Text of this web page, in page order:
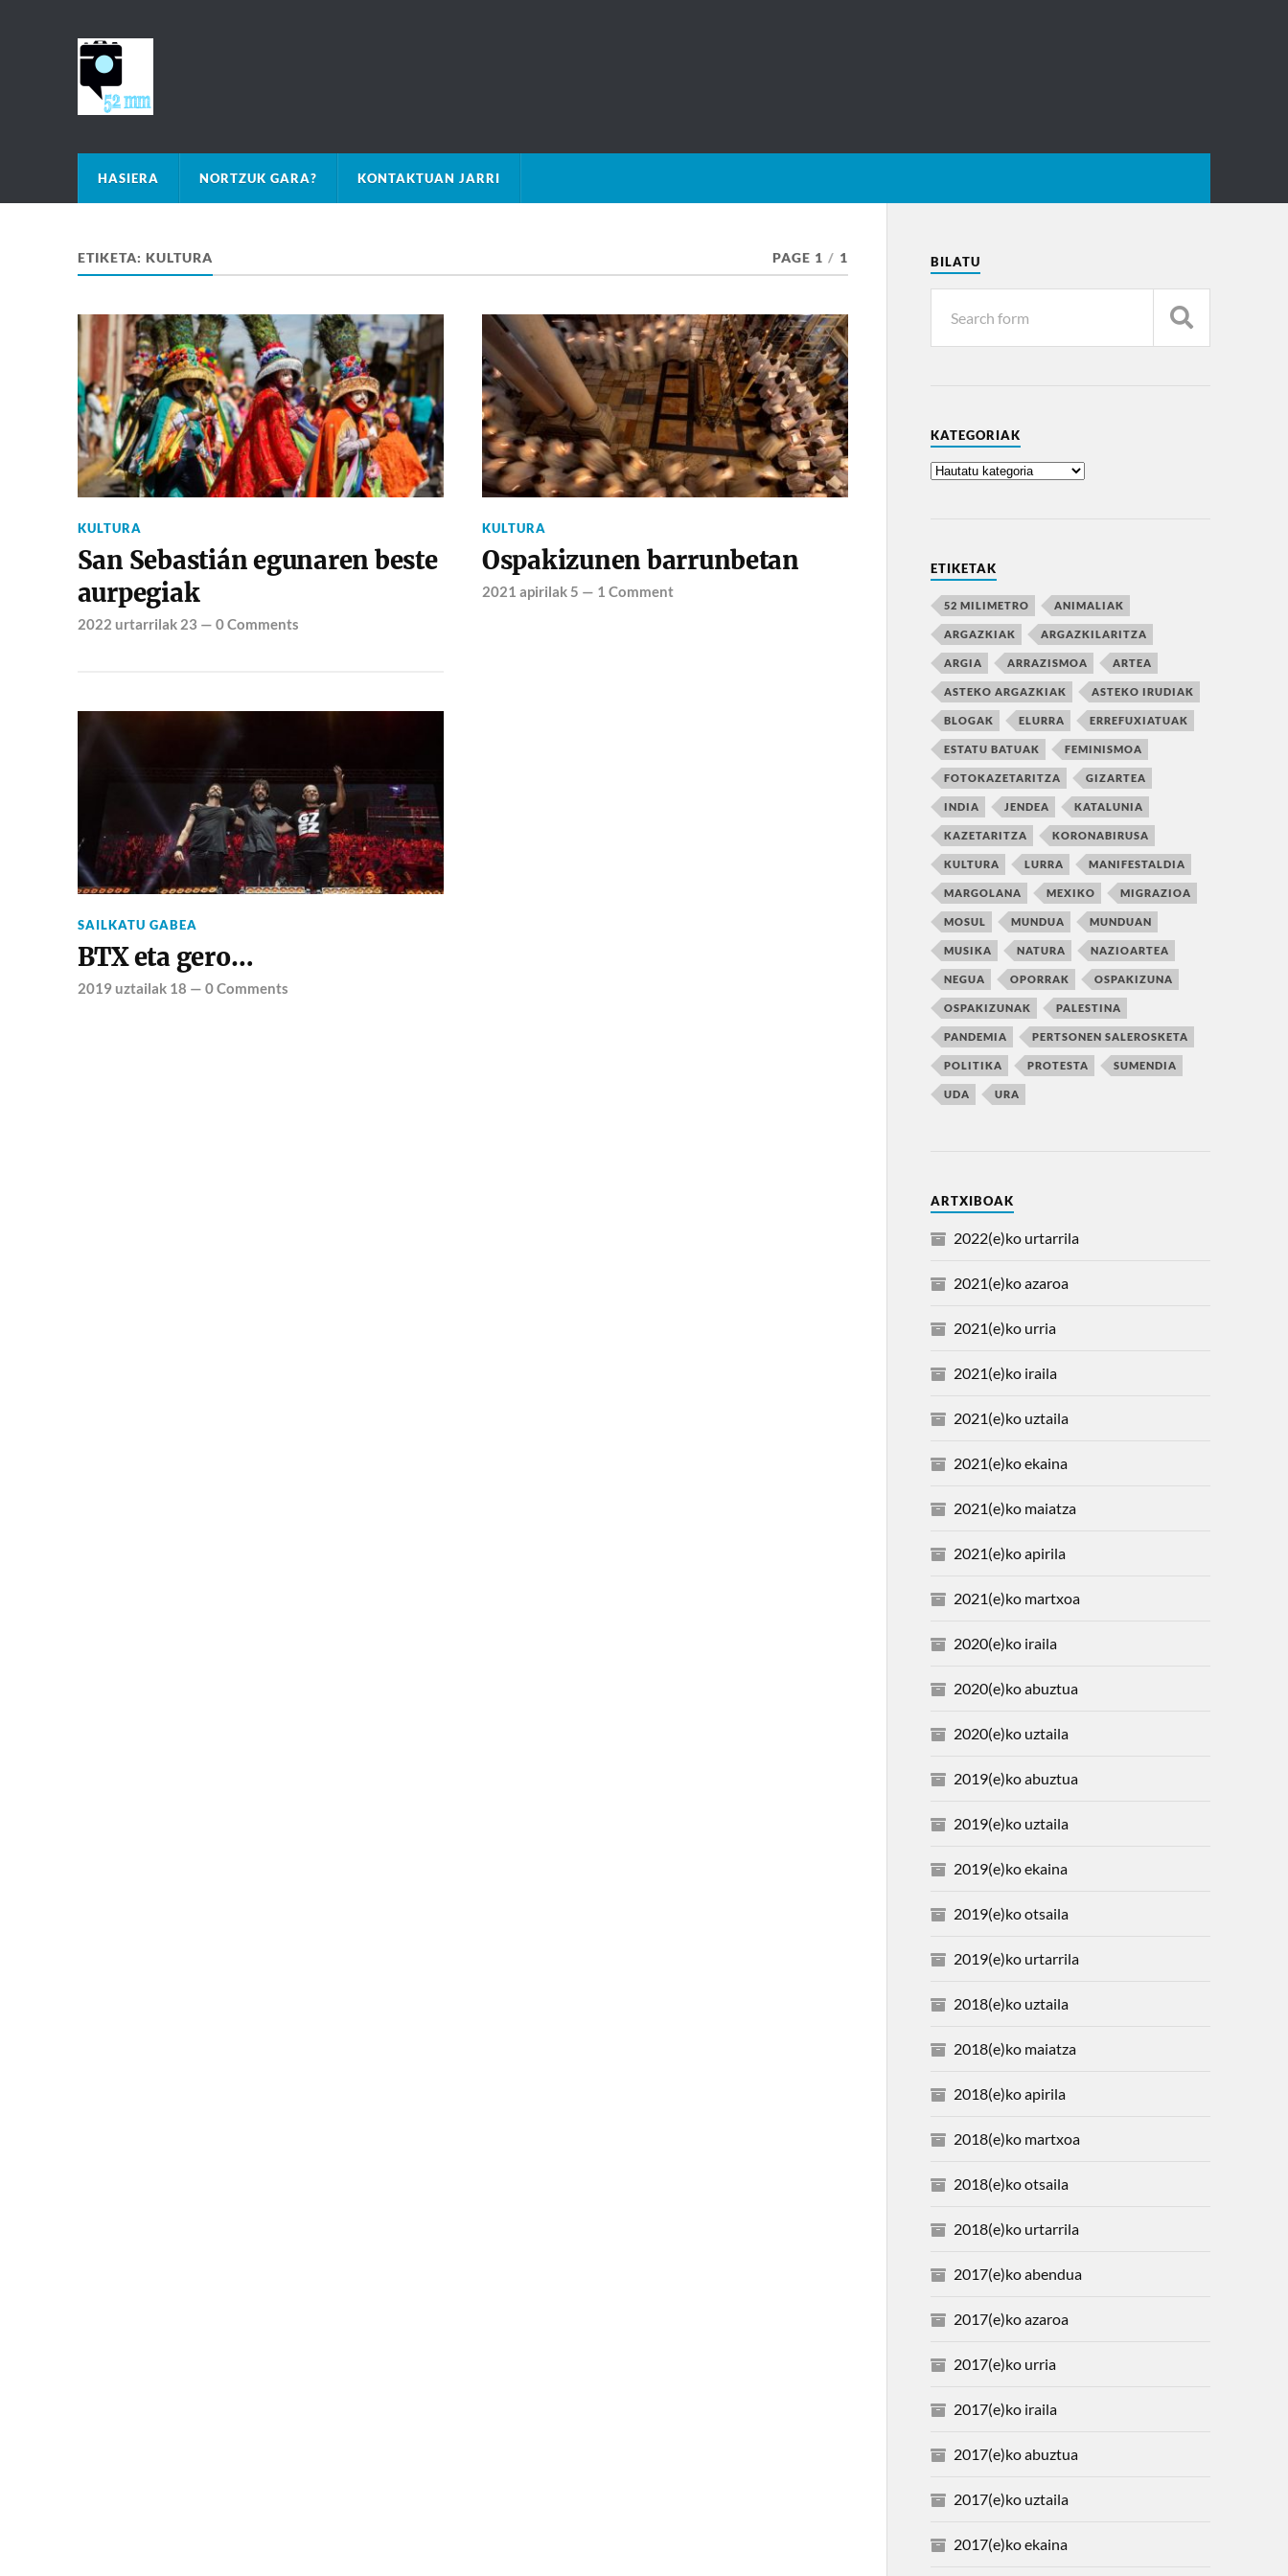
HASIERA NORTZUK GARA? KONTAKTUAN JARRI
ETIKETA: KULTURA PAGE 1 / 1
KULTURA
San Sebastián egunaren beste
aurpegiak
2022 urtarrilak 23 — 0 Comments
KULTURA
Ospakizunen barrunbetan
2021 apirilak 5 — 1 Comment
SAILKATU GABEA
BTX eta gero…
2019 uztailak 18 — 0 Comments
BILATU
KATEGORIAK
ETIKETAK
52 MILIMETRO ANIMALIAK
ARGAZKIAK ARGAZKILARITZA
ARGIA ARRAZISMOA ARTEA
ASTEKO ARGAZKIAK ASTEKO IRUDIAK
BLOGAK ELURRA ERREFUXIATUAK
ESTATU BATUAK FEMINISMOA
FOTOKAZETARITZA GIZARTEA
INDIA JENDEA KATALUNIA
KAZETARITZA KORONABIRUSA
KULTURA LURRA MANIFESTALDIA
MARGOLANA MEXIKO MIGRAZIOA
MOSUL MUNDUA MUNDUAN
MUSIKA NATURA NAZIOARTEA
NEGUA OPORRAK OSPAKIZUNA
OSPAKIZUNAK PALESTINA
PANDEMIA PERTSONEN SALEROSKETA
POLITIKA PROTESTA SUMENDIA
UDA URA
ARTXIBOAK
2022(e)ko urtarrila
2021(e)ko azaroa
2021(e)ko urria
2021(e)ko iraila
2021(e)ko uztaila
2021(e)ko ekaina
2021(e)ko maiatza
2021(e)ko apirila
2021(e)ko martxoa
2020(e)ko iraila
2020(e)ko abuztua
2020(e)ko uztaila
2019(e)ko abuztua
2019(e)ko uztaila
2019(e)ko ekaina
2019(e)ko otsaila
2019(e)ko urtarrila
2018(e)ko uztaila
2018(e)ko maiatza
2018(e)ko apirila
2018(e)ko martxoa
2018(e)ko otsaila
2018(e)ko urtarrila
2017(e)ko abendua
2017(e)ko azaroa
2017(e)ko urria
2017(e)ko iraila
2017(e)ko abuztua
2017(e)ko uztaila
2017(e)ko ekaina